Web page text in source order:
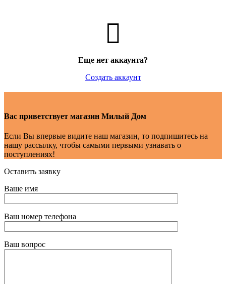
Еще нет аккаунта?
Создать аккаунт
Вас приветствует магазин Милый Дом
Если Вы впервые видите наш магазин, то подпишитесь на
нашу рассылку, чтобы самыми первыми узнавать о
поступлениях!
Оставить заявку
Ваше имя
Ваш номер телефона
Ваш вопрос